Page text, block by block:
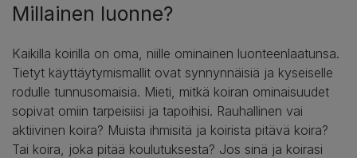
Millainen luonne?
Kaikilla koirilla on oma, niille ominainen luonteenlaatunsa.
Tietyt käyttäytymismallit ovat synnynnäisiä ja kyseiselle
rodulle tunnusomaisia. Mieti, mitkä koiran ominaisuudet
sopivat omiin tarpeisiisi ja tapoihisi. Rauhallinen vai
aktiivinen koira? Muista ihmisitä ja koirista pitävä koira?
Tai koira, joka pitää koulutuksesta? Jos sinä ja koirasi